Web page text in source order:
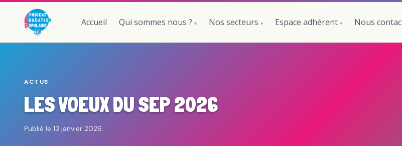
Accueil Qui sommes nous ? Nos secteurs Espace adhérent Nous
ACTUS
LES VOEUX DU SEP 2026
Publié le 13 janvier 2026